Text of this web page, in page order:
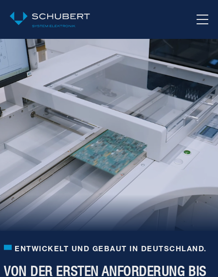
ENTWICKELT UND GEBAUT IN DEUTSCHLAND.
VON DER ERSTEN ANFORDERUNG BIS